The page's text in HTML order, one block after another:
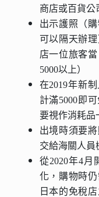
商店或百貨公
出示護照（
可以隔天辦
店一位旅客
5000以上）
在2019年新
計滿5000即
要視作消耗品
出境時須要
交給海關人員
從2020年4月
化，購物時
日本的免稅